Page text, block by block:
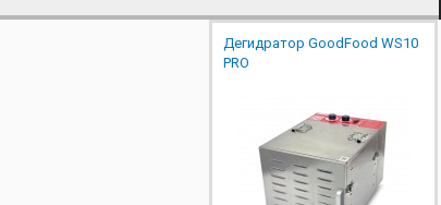
Дегидратор GoodFood WS10
PRO